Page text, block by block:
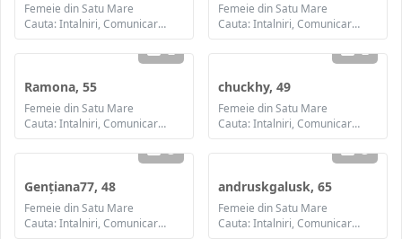
Femeie din Satu Mare
Cauta: Intalniri, Comunicare / chat, Prietenie
Femeie din Satu Mare
Cauta: Intalniri, Comunicare / chat, Prietenie, Casatorie
2
Ramona, 55
Femeie din Satu Mare
Cauta: Intalniri, Comunicare / chat, Prietenie
2
chuckhy, 49
Femeie din Satu Mare
Cauta: Intalniri, Comunicare / chat, Prietenie, Casatorie
3
Gențiana77, 48
Femeie din Satu Mare
Cauta: Intalniri, Comunicare / chat, Prietenie, Casatorie
3
andruskgalusk, 65
Femeie din Satu Mare
Cauta: Intalniri, Comunicare / chat, Prietenie